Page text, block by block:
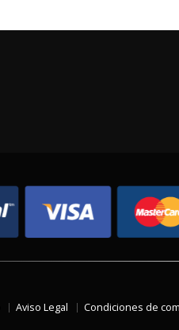
Aviso Legal Condiciones de